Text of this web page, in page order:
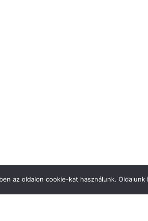
az oldalon cookie-kat használunk.